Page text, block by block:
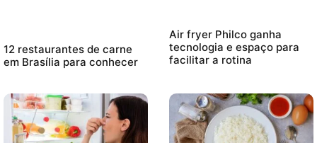
12 restaurantes de carne
em Brasília para conhecer
Air fryer Philco ganha
tecnologia e espaço para
facilitar a rotina